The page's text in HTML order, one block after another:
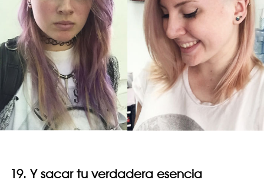
19. Y sacar tu verdadera esencia